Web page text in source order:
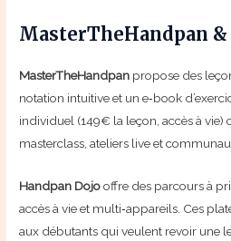
MasterTheHandpan
MasterTheHandpan propose des
notation intuitive et un e‑book
individuel (149€ la leçon, accès à vie)
masterclass, ateliers live et
Handpan Dojooffre des parcours à
accès à vie et multi‑appareils. Ces
aux débutants qui veulent revoir une